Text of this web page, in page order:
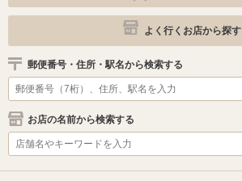
よく行くお店から探す
郵便番号・住所・駅名から検索する
お店の名前から検索する